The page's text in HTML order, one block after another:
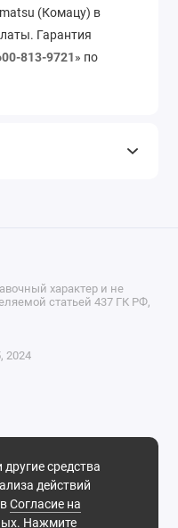
(Комацу) в
Гарантия
813-9721» по
средства
действий
Согласие на
. Нажмите
характер и не
статьей 437 ГК РФ,
2024
д. 14, оф. 14.